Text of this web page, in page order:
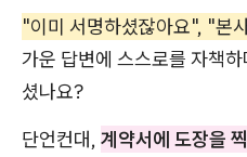
"이미 서명하셨잖아요", "본
가운 답변에 스스로를 자책
셨나요?
단언컨대, 계약서에 도장을